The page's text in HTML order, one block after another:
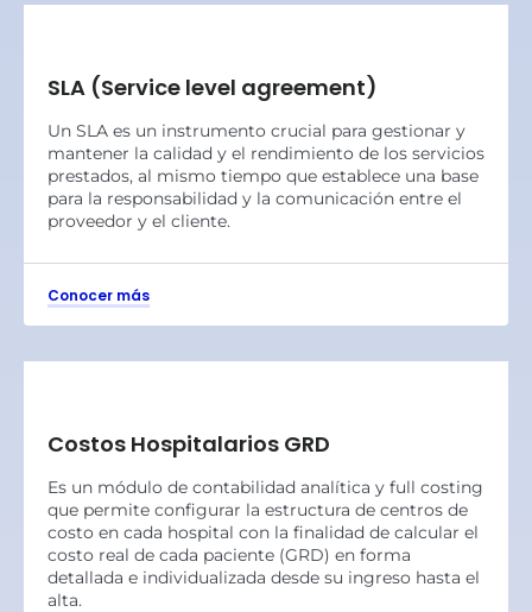
SLA (Service level agreement)
Un SLA es un instrumento crucial para gestionar y
mantener la calidad y el rendimiento de los servicios
prestados, al mismo tiempo que establece una base
para la responsabilidad y la comunicación entre el
proveedor y el cliente.
Conocer más
Costos Hospitalarios GRD
Es un módulo de contabilidad analítica y full costing
que permite configurar la estructura de centros de
costo en cada hospital con la finalidad de calcular el
costo real de cada paciente (GRD) en forma
detallada e individualizada desde su ingreso hasta el
alta.